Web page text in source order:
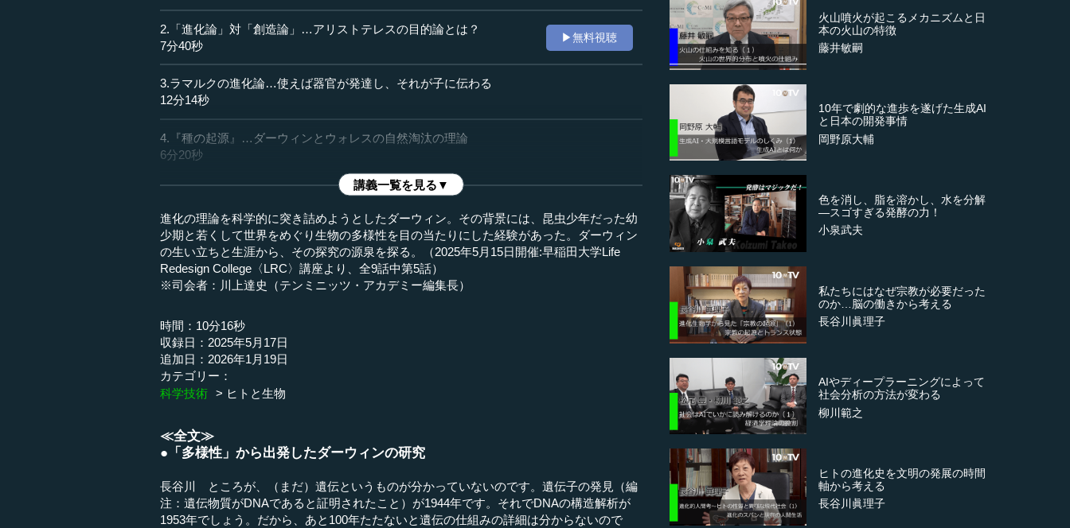
2.「進化論」対「創造論」…アリストテレスの目的論とは？
7分40秒
▶無料視聴
3.ラマルクの進化論…使えば器官が発達し、それが子に伝わる
12分14秒
4.『種の起源』…ダーウィンとウォレスの自然淘汰の理論
6分20秒
講義一覧を見る▼
進化の理論を科学的に突き詰めようとしたダーウィン。その背景には、昆虫少年だった幼
少期と若くして世界をめぐり生物の多様性を目の当たりにした経験があった。ダーウィン
の生い立ちと生涯から、その探究の源泉を探る。（2025年5月15日開催:早稲田大学Life
Redesign College〈LRC〉講座より、全9話中第5話）
※司会者：川上達史（テンミニッツ・アカデミー編集長）
時間：10分16秒
収録日：2025年5月17日
追加日：2026年1月19日
カテゴリー：
科学技術
ヒトと生物
≪全文≫
●「多様性」から出発したダーウィンの研究
長谷川 ところが、（まだ）遺伝というものが分かっていないのです。遺伝子の発見（編
注：遺伝物質がDNAであると証明されたこと）が1944年です。それでDNAの構造解析が
1953年でしょう。だから、あと100年たたないと遺伝の仕組みの詳細は分からないので
火山噴火が起こるメカニズムと日
本の火山の特徴
藤井敏嗣
10年で劇的な進歩を遂げた生成AI
と日本の開発事情
岡野原大輔
色を消し、脂を溶かし、水を分解
―スゴすぎる発酵の力！
小泉武夫
私たちにはなぜ宗教が必要だった
のか…脳の働きから考える
長谷川眞理子
AIやディープラーニングによって
社会分析の方法が変わる
柳川範之
ヒトの進化史を文明の発展の時間
軸から考える
長谷川眞理子